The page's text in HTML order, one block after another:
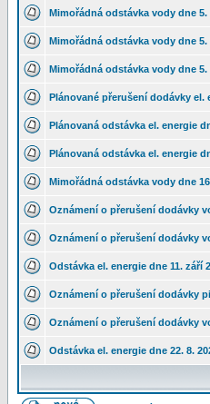
Mimořádná odstávka vody dne
Mimořádná odstávka vody dne
Mimořádná odstávka vody dne
Plánované přerušení dodávky el.
Plánovaná odstávka el. energie
Plánovaná odstávka el. energie
Mimořádná odstávka vody dne
Oznámení o přerušení dodávky
Oznámení o přerušení dodávky
Odstávka el. energie dne 11. září
Oznámení o přerušení dodávky
Oznámení o přerušení dodávky
Odstávka el. energie dne 22. 8.